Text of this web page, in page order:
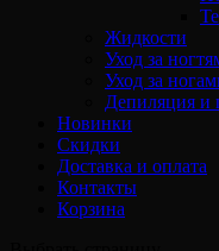
Жидкости
Уход за
Уход за
Депиляция и
Новинки
Скидки
Доставка и оплата
Контакты
Корзина